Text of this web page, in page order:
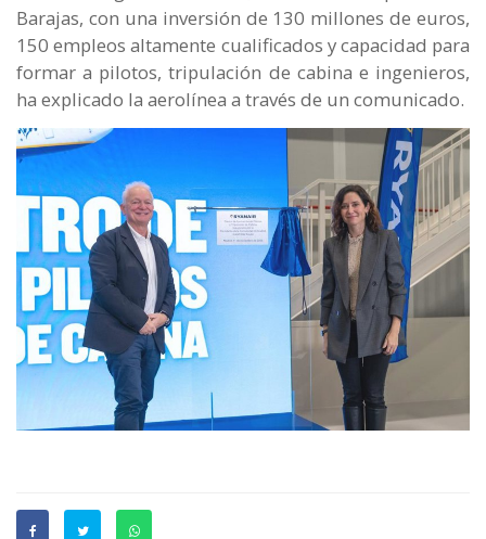
Barajas, con una inversión de 130 millones de euros,
150 empleos altamente cualificados y capacidad para
formar a pilotos, tripulación de cabina e ingenieros,
ha explicado la aerolínea a través de un comunicado.